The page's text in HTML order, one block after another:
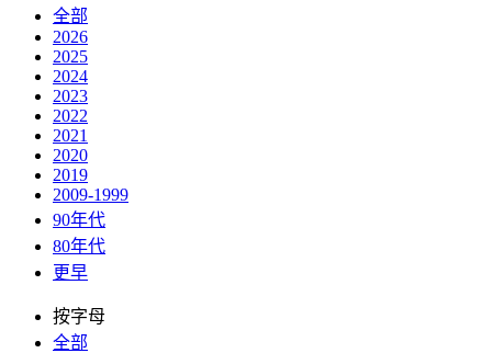
全部
2026
2025
2024
2023
2022
2021
2020
2019
2009-1999
90年代
80年代
更早
按字母
全部